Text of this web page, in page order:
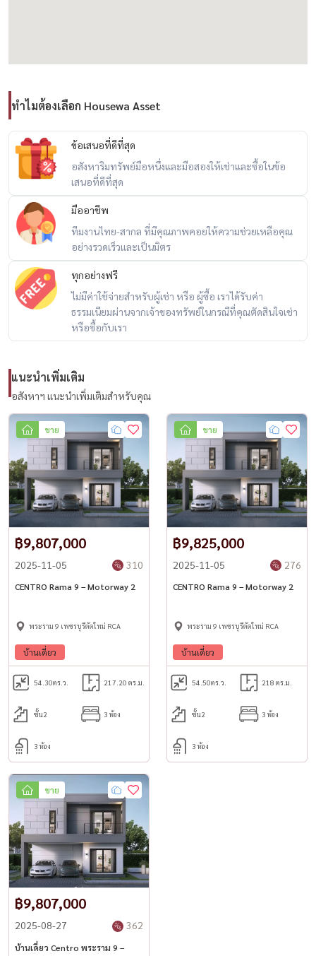
– ผู้ที่ต้องการบ้านพร้อมอยู่พร้อมฟังก์ชัน flexible living
🔥 corner unit + highest privacy + prime rama 9 connectivity 🔥
📲 สนใจนัดชม / For private viewing / 预约看房
Call / WhatsApp:+66 (0)90-993-5832
LINE: @housewa
Email:Namthip@housewathailand.com
Website: www.housewathailand.com
Facebook: Housewa Asset
#CentroRama9 #บ้านเดี่ยวพระราม9 #บ้านเดี่ยวกรุงเทพ
#LuxuryHomeBangkok #BangkokProperty #HousewaThailand
ทำไมต้องเลือก Housewa Asset
ข้อเสนอที่ดีที่สุด
อสังหาริมทรัพย์มือหนึ่งและมือสองให้เช่าและซื้อในข้อ
เสนอที่ดีที่สุด
มืออาชีพ
ทีมงานไทย-สากล ที่มีคุณภาพคอยให้ความช่วยเหลือคุณ
อย่างรวดเร็วและเป็นมิตร
ทุกอย่างฟรี
ไม่มีค่าใช้จ่ายสำหรับผู้เช่า หรือ ผู้ซื้อ เราได้รับค่า
ธรรมเนียมผ่านจากเจ้าของทรัพย์ในกรณีที่คุณตัดสินใจเช่า
หรือซื้อกับเรา
แนะนำเพิ่มเติม
อสังหาฯ แนะนำเพิ่มเติมสำหรับคุณ
ขาย
฿9,807,000
2025-11-05 310
CENTRO Rama 9 – Motorway 2
พระราม 9 เพชรบุรีตัดใหม่ RCA
บ้านเดี่ยว
54.30ตร.ว. 217.20 ตร.ม.
ชั้น2 3 ห้อง
3 ห้อง
ขาย
฿9,825,000
2025-11-05 276
CENTRO Rama 9 – Motorway 2
พระราม 9 เพชรบุรีตัดใหม่ RCA
บ้านเดี่ยว
54.50ตร.ว. 218 ตร.ม.
ชั้น2 3 ห้อง
3 ห้อง
ขาย
฿9,807,000
2025-08-27 362
บ้านเดี่ยว Centro พระราม 9 –